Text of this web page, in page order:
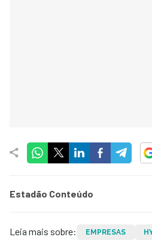
Estadão Conteúdo
Leia mais sobre: EMPRESAS